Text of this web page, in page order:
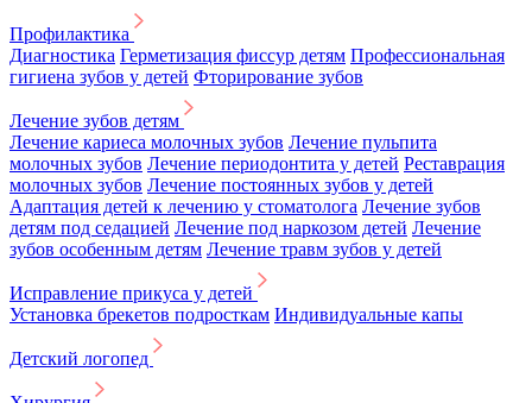
Профилактика
Диагностика Герметизация фиссур детям Профессиональная
гигиена зубов у детей Фторирование зубов
Лечение зубов детям
Лечение кариеса молочных зубов Лечение пульпита
молочных зубов Лечение периодонтита у детей Реставрация
молочных зубов Лечение постоянных зубов у детей
Адаптация детей к лечению у стоматолога Лечение зубов
детям под седацией Лечение под наркозом детей Лечение
зубов особенным детям Лечение травм зубов у детей
Исправление прикуса у детей
Установка брекетов подросткам Индивидуальные капы
Детский логопед